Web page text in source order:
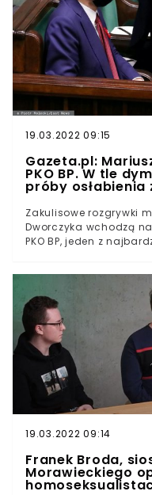
19.03.2022 09:15
Gazeta.pl:
PKO BP. W tle
próby
Morawieckiego
Zakulisowe rozgrywki
Dworczyka wchodzą
PKO BP, jeden z
gazeta.pl. Premier
zarówno u Jarosława
ma stracić pracę,
Stankiewicz. Żeby
Morawieckiego,
zajmującego się
BP.Oddział Mariusza
1 września. Zabieg ten
aktywów
19.03.2022 09:14
Franek Broda,
Morawieckiego